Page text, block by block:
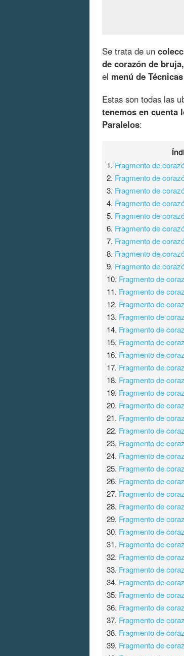
Se trata de un
de corazón de
el menú de Técnicas
Estas son todas las
tenemos en cuenta
Paralelos:
1. Fragmento de
2. Fragmento de
3. Fragmento de
4. Fragmento de
5. Fragmento de
6. Fragmento de
7. Fragmento de
8. Fragmento de
9. Fragmento de
10. Fragmento de
11. Fragmento de
12. Fragmento de
13. Fragmento de
14. Fragmento de
15. Fragmento de
16. Fragmento de
17. Fragmento de
18. Fragmento de
19. Fragmento de
20. Fragmento de
21. Fragmento de
22. Fragmento de
23. Fragmento de
24. Fragmento de
25. Fragmento de
26. Fragmento de
27. Fragmento de
28. Fragmento de
29. Fragmento de
30. Fragmento de
31. Fragmento de
32. Fragmento de
33. Fragmento de
34. Fragmento de
35. Fragmento de
36. Fragmento de
37. Fragmento de
38. Fragmento de
39. Fragmento de